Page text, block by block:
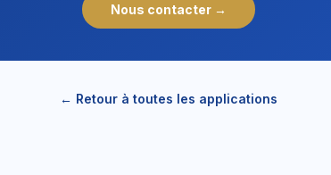
Nous contacter →
← Retour à toutes les applications